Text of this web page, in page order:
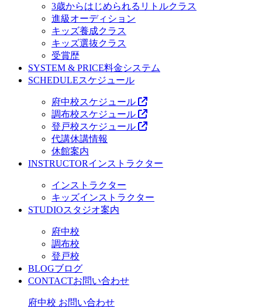
3歳からはじめられるリトルクラス
進級オーディション
キッズ養成クラス
キッズ選抜クラス
受賞歴
SYSTEM & PRICE料金システム
SCHEDULEスケジュール
府中校スケジュール
調布校スケジュール
登戸校スケジュール
代講休講情報
休館案内
INSTRUCTORインストラクター
インストラクター
キッズインストラクター
STUDIOスタジオ案内
府中校
調布校
登戸校
BLOGブログ
CONTACTお問い合わせ
府中校 お問い合わせ